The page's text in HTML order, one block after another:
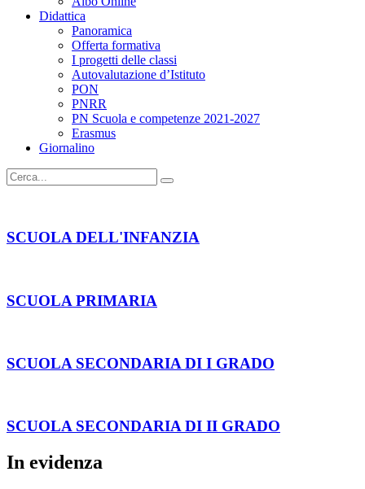
Didattica
Panoramica
Offerta formativa
I progetti delle classi
Autovalutazione d’Istituto
PON
PNRR
PN Scuola e competenze 2021-2027
Erasmus
Giornalino
SCUOLA DELL'INFANZIA
SCUOLA PRIMARIA
SCUOLA SECONDARIA DI I GRADO
SCUOLA SECONDARIA DI II GRADO
In evidenza